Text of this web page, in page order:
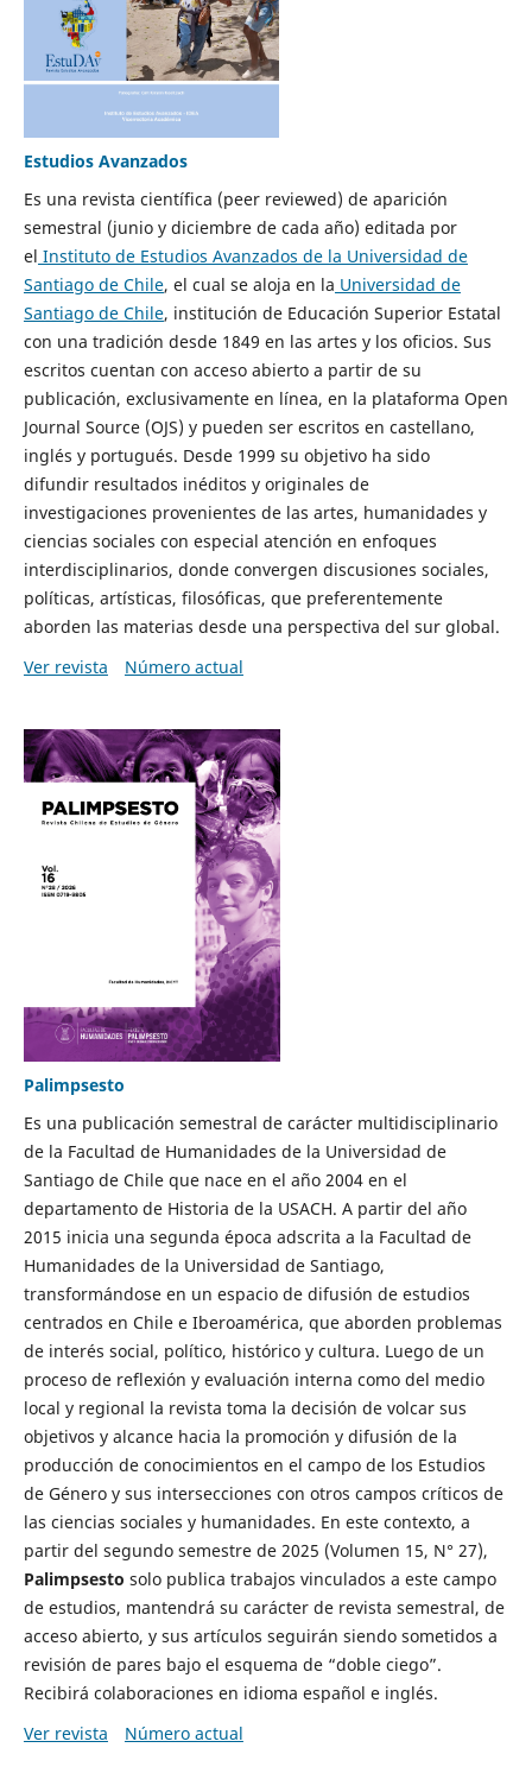
Estudios Avanzados
Es una revista científica (peer reviewed) de aparición
semestral (junio y diciembre de cada año) editada por
el Instituto de Estudios Avanzados de la Universidad de
Santiago de Chile, el cual se aloja en la Universidad de
Santiago de Chile, institución de Educación Superior Estatal
con una tradición desde 1849 en las artes y los oficios. Sus
escritos cuentan con acceso abierto a partir de su
publicación, exclusivamente en línea, en la plataforma Open
Journal Source (OJS) y pueden ser escritos en castellano,
inglés y portugués. Desde 1999 su objetivo ha sido
difundir resultados inéditos y originales de
investigaciones provenientes de las artes, humanidades y
ciencias sociales con especial atención en enfoques
interdisciplinarios, donde convergen discusiones sociales,
políticas, artísticas, filosóficas, que preferentemente
aborden las materias desde una perspectiva del sur global.
Ver revista
Número actual
Palimpsesto
Es una publicación semestral de carácter multidisciplinario
de la Facultad de Humanidades de la Universidad de
Santiago de Chile que nace en el año 2004 en el
departamento de Historia de la USACH. A partir del año
2015 inicia una segunda época adscrita a la Facultad de
Humanidades de la Universidad de Santiago,
transformándose en un espacio de difusión de estudios
centrados en Chile e Iberoamérica, que aborden problemas
de interés social, político, histórico y cultura. Luego de un
proceso de reflexión y evaluación interna como del medio
local y regional la revista toma la decisión de volcar sus
objetivos y alcance hacia la promoción y difusión de la
producción de conocimientos en el campo de los Estudios
de Género y sus intersecciones con otros campos críticos de
las ciencias sociales y humanidades. En este contexto, a
partir del segundo semestre de 2025 (Volumen 15, N° 27),
Palimpsesto solo publica trabajos vinculados a este campo
de estudios, mantendrá su carácter de revista semestral, de
acceso abierto, y sus artículos seguirán siendo sometidos a
revisión de pares bajo el esquema de “doble ciego”.
Recibirá colaboraciones en idioma español e inglés.
Ver revista
Número actual